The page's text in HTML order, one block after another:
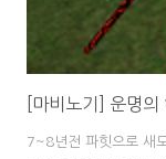
[마비노기] 운명
7~8년전 파힛으로 새